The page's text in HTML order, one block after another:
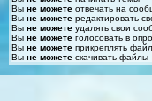
Вы не можете отвечать на
Вы не можете редактировать
Вы не можете удалять свои
Вы не можете голосовать в
Вы не можете прикреплять
Вы не можете скачивать файлы